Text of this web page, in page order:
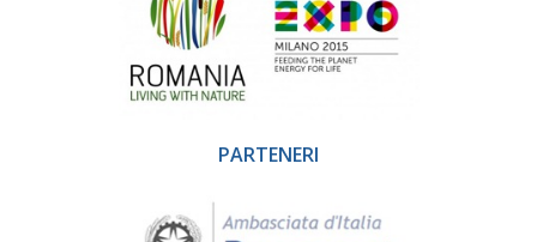
PARTENERI